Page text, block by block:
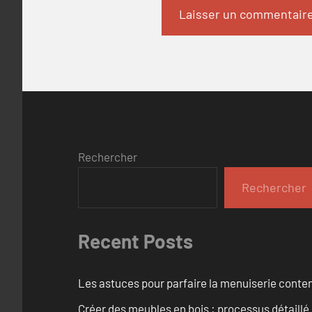
Rechercher
Rechercher
Recent Posts
Les astuces pour parfaire la menuiserie
Créer des meubles en bois : processus détaillé